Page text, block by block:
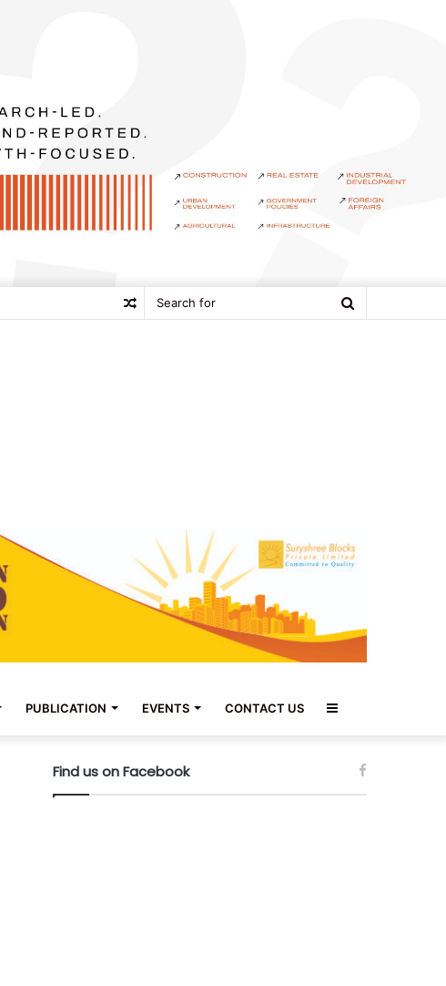
Random
PUBLICATION EVENTS CONTACT US Sidebar
Find us on Facebook